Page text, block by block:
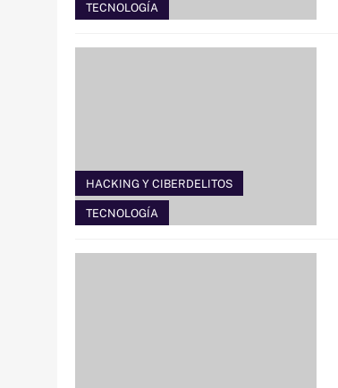
TECNOLOGÍA
HACKING Y CIBERDELITOS
TECNOLOGÍA